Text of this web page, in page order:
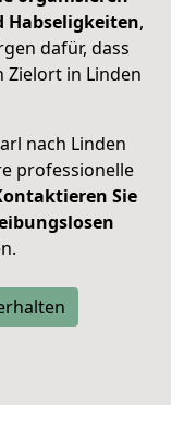
Habseligkeiten,
dafür, dass
Zielort in Linden
nach Linden
professionelle
Sie